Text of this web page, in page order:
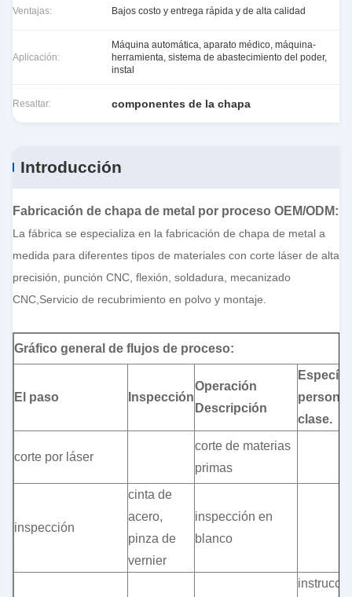
Ventajas: Bajos costo y entrega rápida y de alta calidad
Aplicación:
Máquina automática, aparato médico, máquina-
herramienta, sistema de abastecimiento del poder,
instal
Resaltar: componentes de la chapa
Introducción
Fabricación de chapa de metal por proceso OEM/ODM:
La fábrica se especializa en la fabricación de chapa de metal a
medida para diferentes tipos de materiales con corte láser de alta
precisión, punción CNC, flexión, soldadura, mecanizado
CNC,Servicio de recubrimiento en polvo y montaje.
Gráfico general de flujos de proceso:
El paso Inspección
Operación
Descripción
clase.
corte por láser
corte de materias
primas
inspección
cinta de
acero,
pinza de
vernier
inspección en
blanco